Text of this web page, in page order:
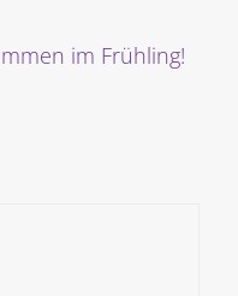
im Frühling!